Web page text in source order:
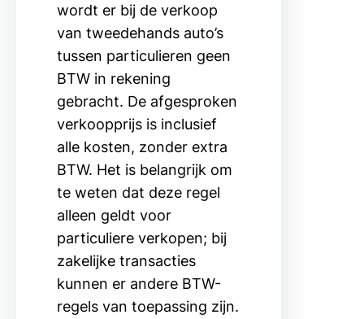
wordt er bij de verkoop
van tweedehands auto’s
tussen particulieren geen
BTW in rekening
gebracht. De afgesproken
verkoopprijs is inclusief
alle kosten, zonder extra
BTW. Het is belangrijk om
te weten dat deze regel
alleen geldt voor
particuliere verkopen; bij
zakelijke transacties
kunnen er andere BTW-
regels van toepassing zijn.